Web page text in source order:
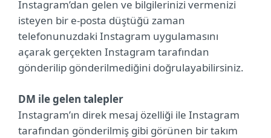
Instagram’dan gelen ve bilgilerinizi vermenizi
isteyen bir e-posta düştüğü zaman
telefonunuzdaki Instagram uygulamasını
açarak gerçekten Instagram tarafından
gönderilip gönderilmediğini doğrulayabilirsiniz.
DM ile gelen talepler
Instagram’ın direk mesaj özelliği ile Instagram
tarafından gönderilmiş gibi görünen bir takım